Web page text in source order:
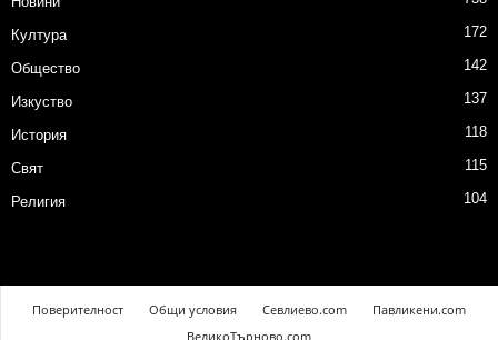
Култура 172
Общество 142
Изкуство 137
История 118
Свят 115
Религия 104
Поверителност Общи условия Севлиево.com
Павликени.com
ВеликоТърново.com